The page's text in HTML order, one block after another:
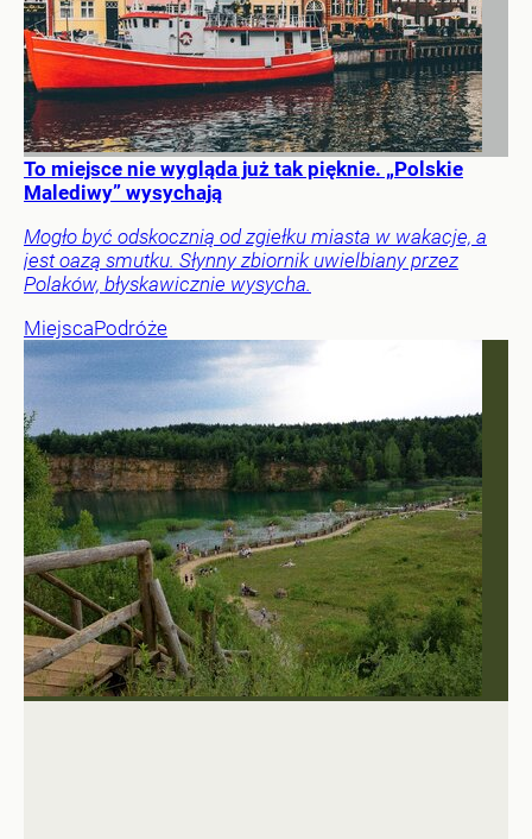
To miejsce nie wygląda już tak pięknie. „Polskie
Malediwy” wysychają
Mogło być odskocznią od zgiełku miasta w wakacje, a
jest oazą smutku. Słynny zbiornik uwielbiany przez
Polaków, błyskawicznie wysycha.
MiejscaPodróże